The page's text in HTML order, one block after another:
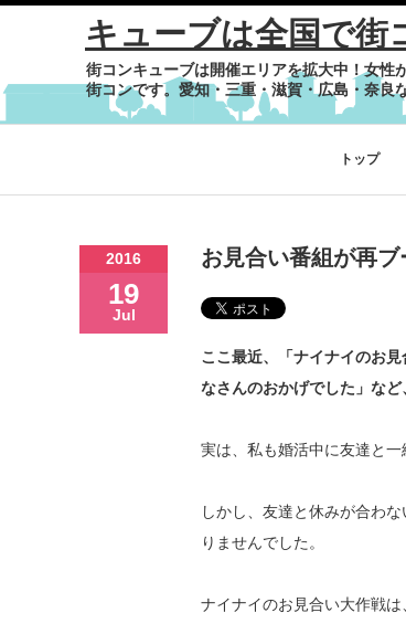
キューブは全国で街
街コンキューブは開催エリアを拡大中！女性
街コンです。愛知・三重・滋賀・広島・奈良
トップ
2016
19
Jul
お見合い番組が再ブ
ここ最近、「ナイナイのお
なさんのおかげでした」 など
実は、 私も婚活中に友達と一
しかし、友達と休みが合わな
りませんでした。
ナイナイのお見合い大作戦は